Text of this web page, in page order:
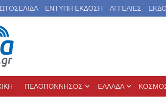
ΕΝΤΥΠΗ ΕΚΔΟΣΗ ΑΓΓΕΛΙΕΣ
ΠΕΛΟΠΟΝΝΗΣΟΣ ΕΛΛΑΔΑ